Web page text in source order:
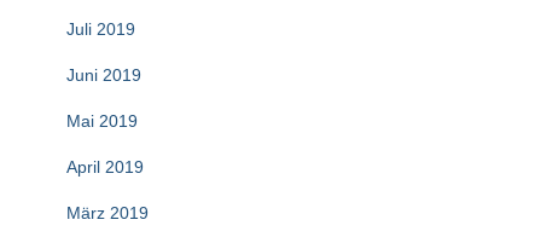
Juli 2019
Juni 2019
Mai 2019
April 2019
März 2019